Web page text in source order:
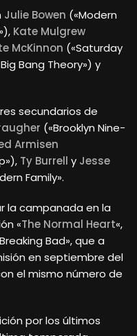
Julie Bowen («Modern
Kate Mulgrew
McKinnon («Saturday
Bang Theory») y
secundarios de
(«Brooklyn Nine-
Armisen
Ty Burrell y Jesse
Family».
la campanada en la
«The Normal Heart«,
Bad», que a
en septiembre del
el mismo número de
por los últimos